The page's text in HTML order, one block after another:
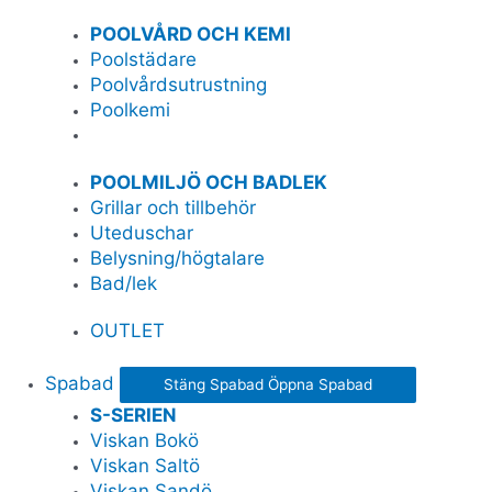
POOLVÅRD OCH KEMI
Poolstädare
Poolvårdsutrustning
Poolkemi
POOLMILJÖ OCH BADLEK
Grillar och tillbehör
Uteduschar
Belysning/högtalare
Bad/lek
OUTLET
Spabad Stäng Spabad Öppna Spabad
S-SERIEN
Viskan Bokö
Viskan Saltö